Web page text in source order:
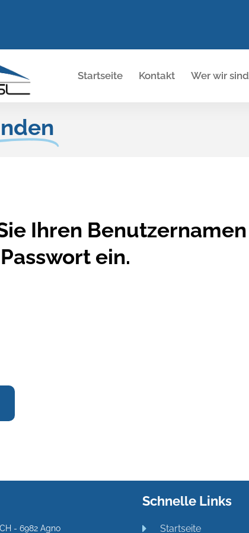
Startseite Kontakt Wer wir sind
Ihren Benutzernamen
ein.
- 6982 Agno
Schnelle Links
Startseite